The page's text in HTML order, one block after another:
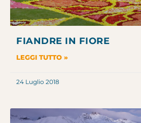
FIANDRE IN FIORE
LEGGI TUTTO »
24 Luglio 2018